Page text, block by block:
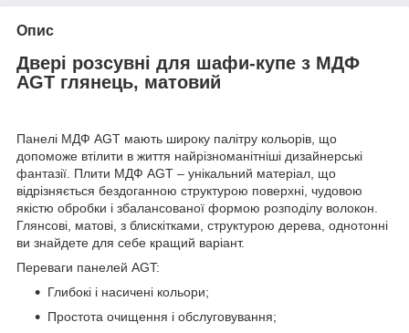
Опис
Двері розсувні для шафи-купе з МДФ
AGT глянець, матовий
Панелі МДФ AGT мають широку палітру кольорів, що
допоможе втілити в життя найрізноманітніші дизайнерські
фантазії. Плити МДФ AGT – унікальний матеріал, що
відрізняється бездоганною структурою поверхні, чудовою
якістю обробки і збалансованої формою розподілу волокон.
Глянсові, матові, з блискітками, структурою дерева, однотонні
ви знайдете для себе кращий варіант.
Переваги панелей AGT:
Глибокі і насичені кольори;
Простота очищення і обслуговування;